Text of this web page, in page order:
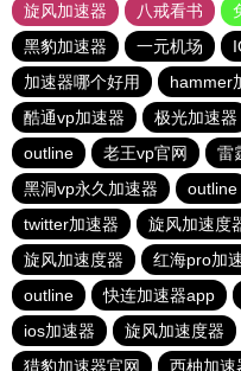
旋风加速器
八戒看书
黑豹加速器
一元机场
加速器哪个好用
hammer
酷通vp加速器
极光加速器
outline
老王vp官网 雷
黑洞vp永久加速器
outline
twitter加速器
旋风加速度
旋风加速度器
红海pro加
outline
快连加速器app
ios加速器
旋风加速度器
猎豹加速器官网
西柚加速